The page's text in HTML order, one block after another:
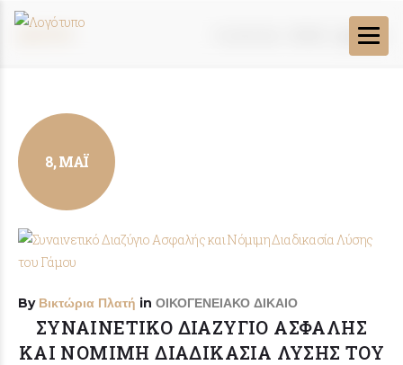
ΔΙΑΖΎΓΙΟ ΔΙΑΖΎΓΙΟ
8, ΜΆΙ
By Βικτώρια Πλατή in ΟΙΚΟΓΕΝΕΙΑΚΟ ΔΙΚΑΙΟ
ΣΥΝΑΙΝΕΤΙΚΌ ΔΙΑΖΎΓΙΟ ΑΣΦΑΛΉΣ
ΚΑΙ ΝΌΜΙΜΗ ΔΙΑΔΙΚΑΣΊΑ ΛΎΣΗΣ ΤΟΥ